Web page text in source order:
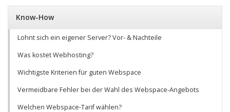
Know-How
Lohnt sich ein eigener Server? Vor- & Nachteile
Was kostet Webhosting?
Wichtigste Kriterien für guten Webspace
Vermeidbare Fehler bei der Wahl des Webspace-Angebots
Welchen Webspace-Tarif wählen?